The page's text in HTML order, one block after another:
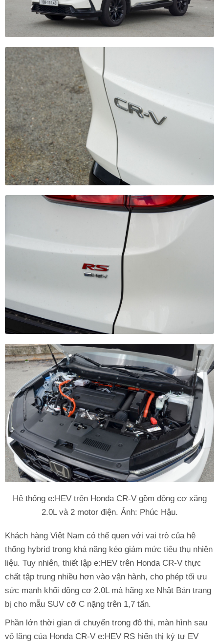
Hệ thống e:HEV trên Honda CR-V gồm động cơ xăng
2.0L và 2 motor điện. Ảnh: Phúc Hậu.
Khách hàng Việt Nam có thể quen với vai trò của hệ
thống hybrid trong khả năng kéo giảm mức tiêu thụ nhiên
liệu. Tuy nhiên, thiết lập e:HEV trên Honda CR-V thực
chất tập trung nhiều hơn vào vận hành, cho phép tối ưu
sức mạnh khối động cơ 2.0L mà hãng xe Nhật Bản trang
bị cho mẫu SUV cỡ C nặng trên 1,7 tấn.
Phần lớn thời gian di chuyển trong đô thị, màn hình sau
vô lăng của Honda CR-V e:HEV RS hiển thị ký tự EV